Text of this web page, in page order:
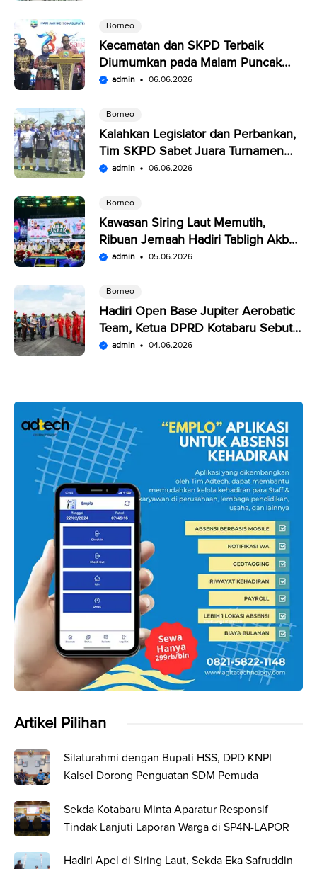
Borneo
Kecamatan dan SKPD Terbaik
Diumumkan pada Malam Puncak
Penutupan Expo Saijaan Kotabaru
admin 06.06.2026
Borneo
Kalahkan Legislator dan Perbankan,
Tim SKPD Sabet Juara Turnamen
Segitiga Kotabaru
admin 06.06.2026
Borneo
Kawasan Siring Laut Memutih,
Ribuan Jemaah Hadiri Tabligh Akbar
HUT Kabupaten Kotabaru
admin 05.06.2026
Borneo
Hadiri Open Base Jupiter Aerobatic
Team, Ketua DPRD Kotabaru Sebut
Penampilan JAT Luar Biasa
admin 04.06.2026
Artikel Pilihan
Silaturahmi dengan Bupati HSS, DPD KNPI
Kalsel Dorong Penguatan SDM Pemuda
Sekda Kotabaru Minta Aparatur Responsif
Tindak Lanjuti Laporan Warga di SP4N-LAPOR
Hadiri Apel di Siring Laut, Sekda Eka Safruddin